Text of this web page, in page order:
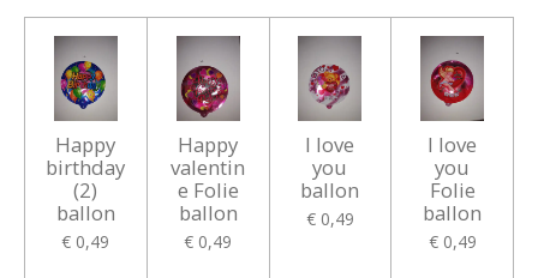
Happy
birthday
(2)
ballon
€ 0,49
Happy
valentin
e Folie
ballon
€ 0,49
I love
you
ballon
€ 0,49
I love
you
Folie
ballon
€ 0,49